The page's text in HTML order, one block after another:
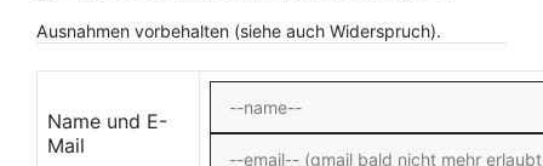
Ausnahmen vorbehalten (siehe auch Widerspruch).
Name und E-
Mail